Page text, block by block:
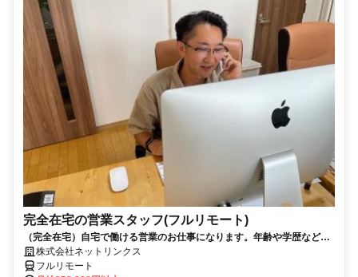
完全在宅の営業スタッフ(フルリモート)
（完全在宅）自宅で働ける営業のお仕事になります。年齢や学歴など問
いません。
株式会社ネットリンクス
フルリモート